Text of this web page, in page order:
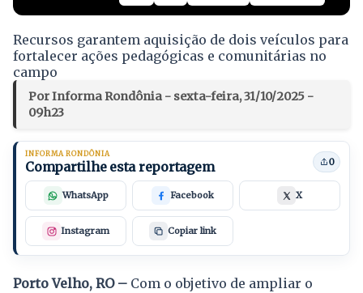
Recursos garantem aquisição de dois veículos para
fortalecer ações pedagógicas e comunitárias no
campo
Por Informa Rondônia - sexta-feira, 31/10/2025 -
09h23
INFORMA RONDÔNIA
Compartilhe esta reportagem 0
WhatsApp Facebook X
Instagram Copiar link
Porto Velho, RO – Com o objetivo de ampliar o